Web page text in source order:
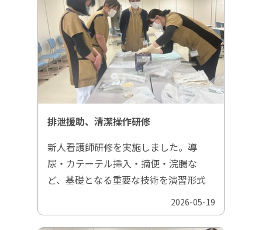
排泄援助、清潔操作研修
新人看護師研修を実施しました。導
尿・カテーテル挿入・摘便・浣腸な
ど、基礎となる重要な技術を演習形式
2026-05-19